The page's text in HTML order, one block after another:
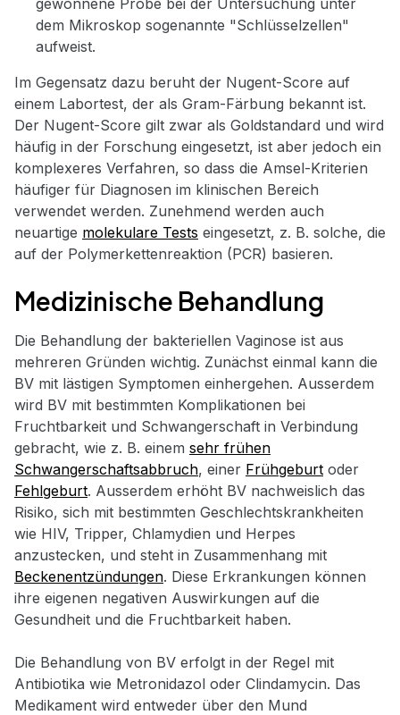
gewonnene Probe bei der Untersuchung unter
dem Mikroskop sogenannte "Schlüsselzellen"
aufweist.
Im Gegensatz dazu beruht der Nugent-Score auf
einem Labortest, der als Gram-Färbung bekannt ist.
Der Nugent-Score gilt zwar als Goldstandard und wird
häufig in der Forschung eingesetzt, ist aber jedoch ein
komplexeres Verfahren, so dass die Amsel-Kriterien
häufiger für Diagnosen im klinischen Bereich
verwendet werden. Zunehmend werden auch
neuartige molekulare Tests eingesetzt, z. B. solche, die
auf der Polymerkettenreaktion (PCR) basieren.
Medizinische Behandlung
Die Behandlung der bakteriellen Vaginose ist aus
mehreren Gründen wichtig. Zunächst einmal kann die
BV mit lästigen Symptomen einhergehen. Ausserdem
wird BV mit bestimmten Komplikationen bei
Fruchtbarkeit und Schwangerschaft in Verbindung
gebracht, wie z. B. einem sehr frühen
Schwangerschaftsabbruch, einer Frühgeburt oder
Fehlgeburt. Ausserdem erhöht BV nachweislich das
Risiko, sich mit bestimmten Geschlechtskrankheiten
wie HIV, Tripper, Chlamydien und Herpes
anzustecken, und steht in Zusammenhang mit
Beckenentzündungen. Diese Erkrankungen können
ihre eigenen negativen Auswirkungen auf die
Gesundheit und die Fruchtbarkeit haben.
Die Behandlung von BV erfolgt in der Regel mit
Antibiotika wie Metronidazol oder Clindamycin. Das
Medikament wird entweder über den Mund